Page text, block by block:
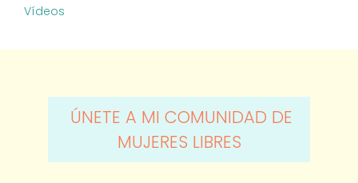
Vídeos
ÚNETE A MI COMUNIDAD DE
MUJERES LIBRES